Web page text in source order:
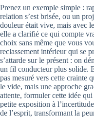
Prenez un exemple simple :
relation s’est brisée, ou un
douleur était vive, mais avec
elle a clarifié ce qui compte
choix sans même que vous
reclassement intérieur qui se
s’attarde sur le présent : on
un fil conducteur plus solide.
pas mesuré vers cette crainte
le vide, mais une approche
attente, formuler cette idée
petite exposition à
de l’esprit, transformant la